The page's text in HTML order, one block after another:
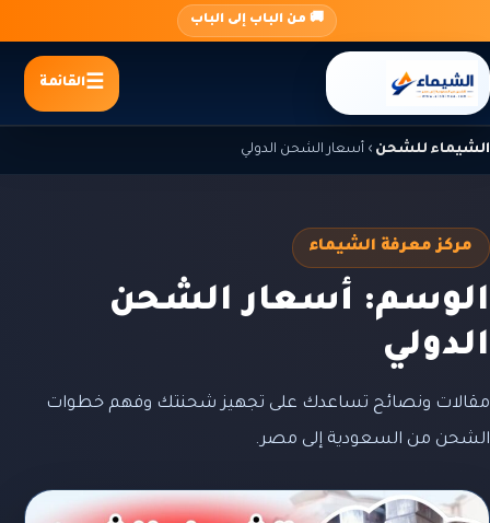
المحتوى
🚚 من الباب إلى الباب
القائمة
الشيماء للشحن › أسعار الشحن الدولي
مركز معرفة الشيماء
الوسم: أسعار الشحن
الدولي
مقالات ونصائح تساعدك على تجهيز شحنتك وفهم خطوات
الشحن من السعودية إلى مصر.